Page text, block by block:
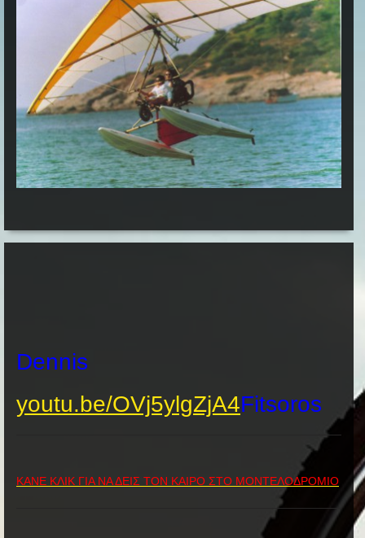
Dennis
youtu.be/OVj5ylgZjA4Fitsoros
ΚΑΝΕ ΚΛΙΚ ΓΙΑ ΝΑ ΔΕΙΣ ΤΟΝ ΚΑΙΡΟ ΣΤΟ ΜΟΝΤΕΛΟΔΡΟΜΙΟ